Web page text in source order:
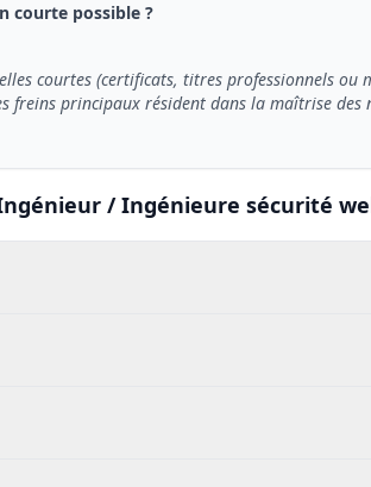
courte possible ?
courtes (certificats, titres professionnels ou
principaux résident dans la maîtrise des
/ Ingénieure sécurité